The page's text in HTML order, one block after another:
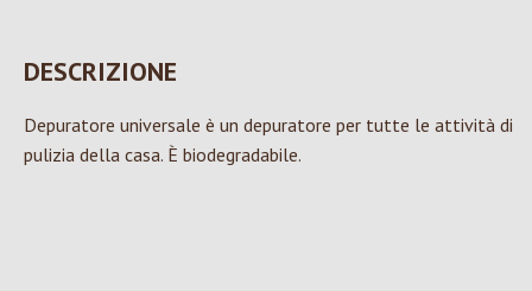
DESCRIZIONE
Depuratore universale è un depuratore per tutte le attività di
pulizia della casa. È biodegradabile.